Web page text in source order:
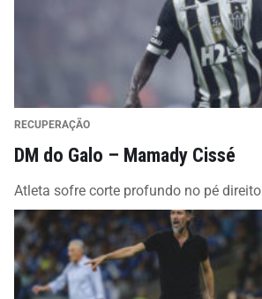
RECUPERAÇÃO
DM do Galo – Mamady Cissé
Atleta sofre corte profundo no pé direito